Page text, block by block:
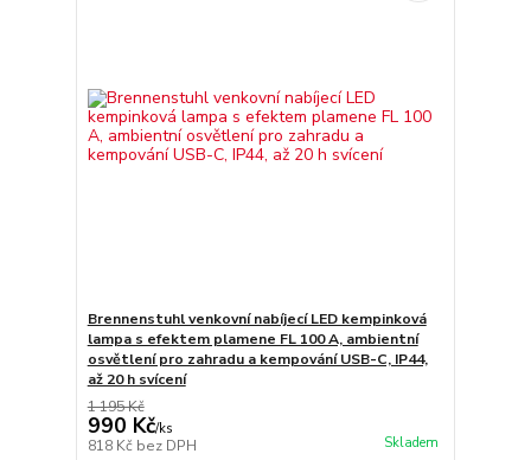
Brennenstuhl venkovní nabíjecí LED kempinková
lampa s efektem plamene FL 100 A, ambientní
osvětlení pro zahradu a kempování USB-C, IP44,
až 20 h svícení
1 195 Kč
990 Kč/ks
818 Kč bez DPH Skladem